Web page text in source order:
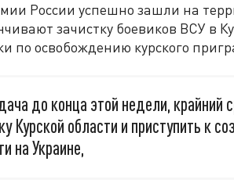
России успешно зашли на
зачистку боевиков ВСУ в
по освобождению курского
до конца этой недели, крайний
Курской области и приступить к
на Украине,